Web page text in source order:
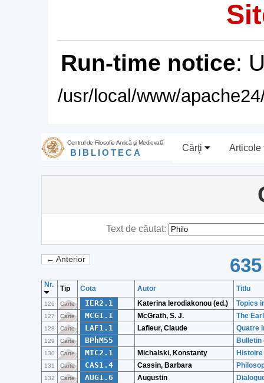
Run-time notice:
/usr/local/www/
Centrul de Filosofie Antică şi Medievală
BIBLIOTECA Cărţi Articole
Text de căutat:
← Anterior
Nr. Tip Cota Autor Titlu
126 Carte IER2.1 Katerina Ierodiakonou (ed.) Topics
127 Carte MCG1.1 McGrath, S. J. The
128 Carte LAF1.1 Lafleur, Claude Quatre
129 Carte BPhM55 Bulletin
130 Carte MIC2.1 Michalski, Konstanty
131 Carte CAS1.4 Cassin, Barbara
132 Carte AUG1.6 Augustin